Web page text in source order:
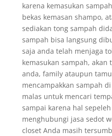
karena kemasukan
bekas kemasan shampo,
sediakan tong sampah
sampah bisa langsung
saja anda telah menjaga
kemasukan sampah, akan
anda, family ataupun
mencampakkan sampah
malas untuk mencari
sampai karena hal
menghubungi jasa sedot
closet Anda masih